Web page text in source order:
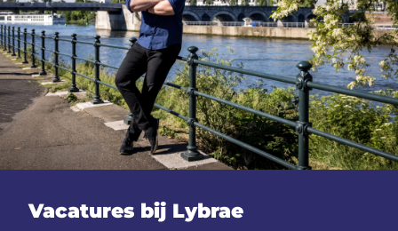
Vacatures bij Lybrae